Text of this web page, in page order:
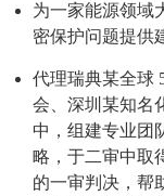
为一家能源领域
密保护问题提供
代理瑞典某全球
会、深圳某知名
中，组建专业团
略，于二审中取
的一审判决，帮